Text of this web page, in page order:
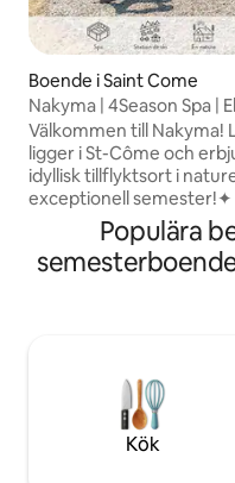
Boende i Saint Come
Nakyma | 4Season Spa |
Côme
Välkommen till Nakyma! Le Nakyma✦
ligger i St-Côme och
idyllisk tillflyktsort i
exceptionell semester!✦ • Golv-till-tak-
fönster med utsikt över
och flora • En hisnande
utomhuskamin för att
året om för en
oavsett årstid!
Populära
Kök